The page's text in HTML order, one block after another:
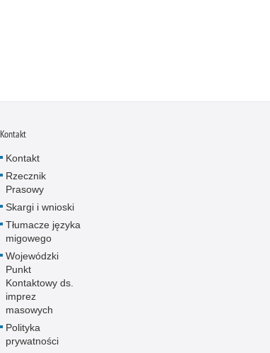
Kontakt
Kontakt
Rzecznik
Prasowy
Skargi i wnioski
Tłumacze języka
migowego
Wojewódzki
Punkt
Kontaktowy ds.
imprez
masowych
Polityka
prywatności